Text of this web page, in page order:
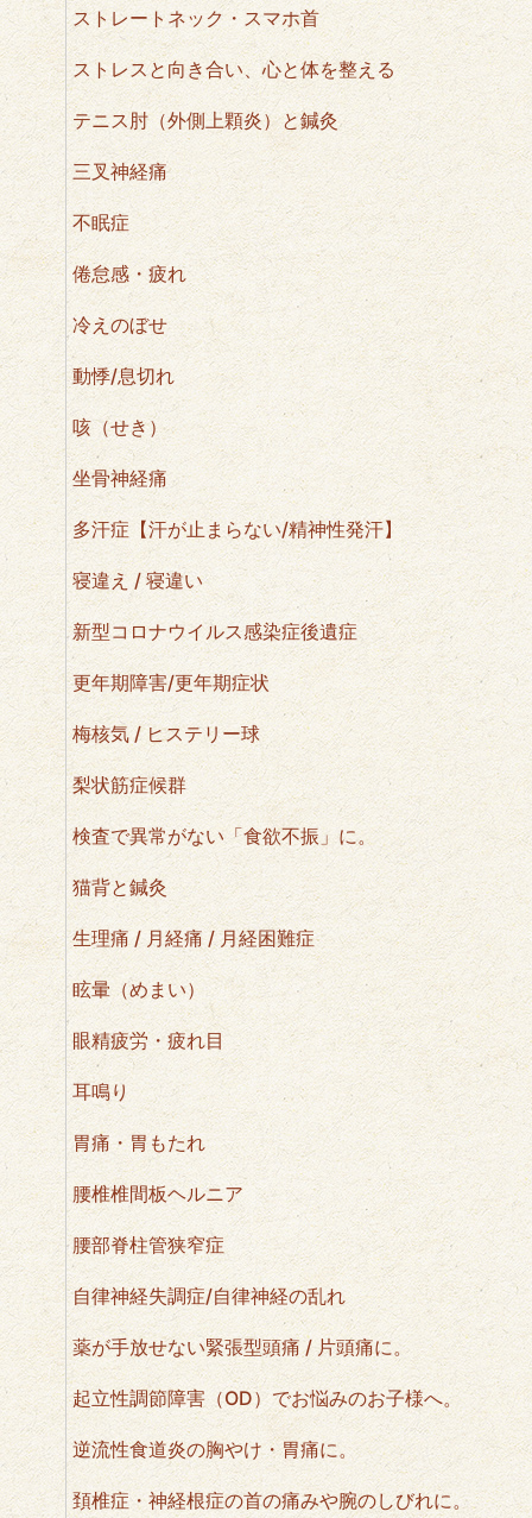
ストレートネック・スマホ首
ストレスと向き合い、心と体を整える
テニス肘（外側上顆炎）と鍼灸
三叉神経痛
不眠症
倦怠感・疲れ
冷えのぼせ
動悸/息切れ
咳（せき）
坐骨神経痛
多汗症【汗が止まらない/精神性発汗】
寝違え / 寝違い
新型コロナウイルス感染症後遺症
更年期障害/更年期症状
梅核気 / ヒステリー球
梨状筋症候群
検査で異常がない「食欲不振」に。
猫背と鍼灸
生理痛 / 月経痛 / 月経困難症
眩暈（めまい）
眼精疲労・疲れ目
耳鳴り
胃痛・胃もたれ
腰椎椎間板ヘルニア
腰部脊柱管狭窄症
自律神経失調症/自律神経の乱れ
薬が手放せない緊張型頭痛 / 片頭痛に。
起立性調節障害（OD）でお悩みのお子様へ。
逆流性食道炎の胸やけ・胃痛に。
頚椎症・神経根症の首の痛みや腕のしびれに。